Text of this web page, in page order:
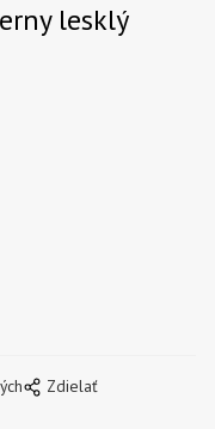
lesklý
Zdielať